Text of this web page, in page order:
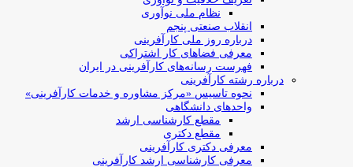
نظام ملی نوآوری
انقلاب صنعتی پنجم
درباره روز ملی کارآفرینی
معرفی فضاهای کار اشتراکی
فهرست رسانه‌های کارآفرینی در ایران
درباره رشته کارآفرینی
نحوه تاسیس «مرکز مشاوره و خدمات کارآفرینی»
واحدهای دانشگاهی
مقطع کارشناسی ارشد
مقطع دکتری
معرفی دکتری کارآفرینی
معرفی کارشناسی ارشد کارآفرینی